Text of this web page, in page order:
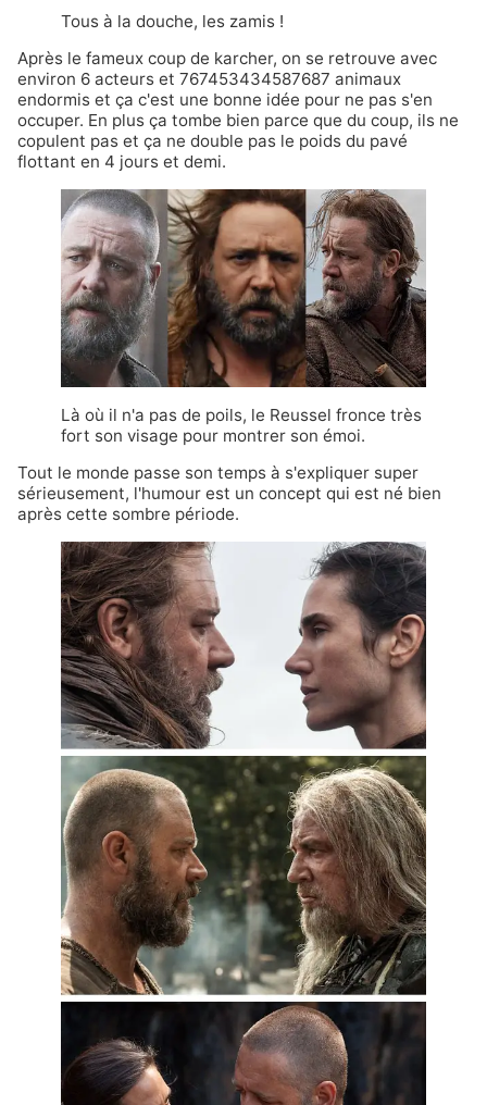
Tous à la douche, les zamis !
Après le fameux coup de karcher, on se retrouve avec
environ 6 acteurs et 767453434587687 animaux
endormis et ça c'est une bonne idée pour ne pas s'en
occuper. En plus ça tombe bien parce que du coup, ils ne
copulent pas et ça ne double pas le poids du pavé
flottant en 4 jours et demi.
Là où il n'a pas de poils, le Reussel fronce très
fort son visage pour montrer son émoi.
Tout le monde passe son temps à s'expliquer super
sérieusement, l'humour est un concept qui est né bien
après cette sombre période.